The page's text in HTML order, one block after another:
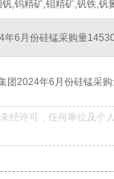
,钨精矿,钼精矿,钒铁,钒
年6月份硅锰采购量
团2024年6月份硅锰采
经许可，任何单位及个